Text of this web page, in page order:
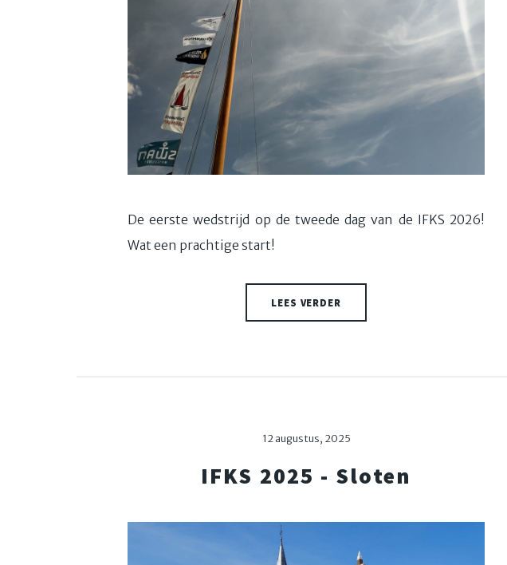
De eerste wedstrijd op de tweede dag van de IFKS 2026!
Wat een prachtige start!
LEES VERDER
12 augustus, 2025
IFKS 2025 - Sloten